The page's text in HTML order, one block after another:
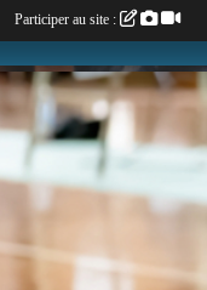
Participer au site :